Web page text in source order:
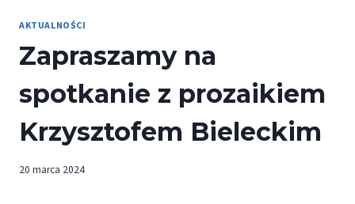
AKTUALNOŚCI
Zapraszamy na
spotkanie z prozaikiem
Krzysztofem Bieleckim
20 marca 2024